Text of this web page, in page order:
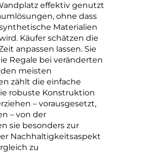
effektiv genutzt
ohne dass
Materialien
Käufer schätzen die
anpassen lassen. Sie
Regale bei veränderten
meisten
zählt die einfache
robuste Konstruktion
– vorausgesetzt,
– von der
sie besonders zur
Nachhaltigkeitsaspekt
zu